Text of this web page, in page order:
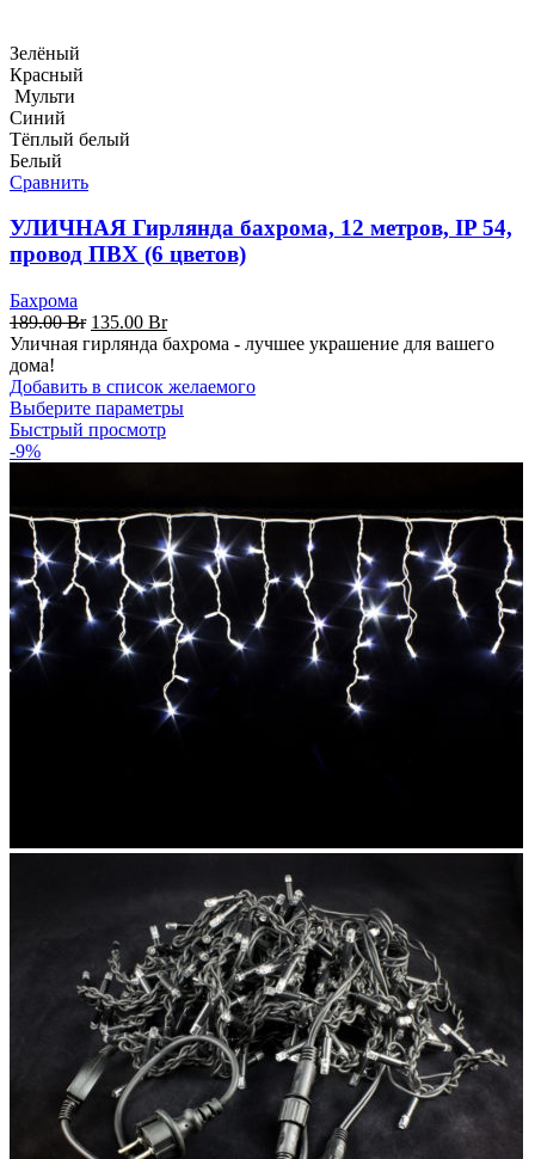
Зелёный
Красный
Мульти
Синий
Тёплый белый
Белый
Сравнить
УЛИЧНАЯ Гирлянда бахрома, 12 метров, IP 54,
провод ПВХ (6 цветов)
Бахрома
189.00Br Первоначальная
цена
189.00 Br.
135.00 BrТекущая
цена:
Уличная гирлянда бахрома - лучшее украшение для вашего
дома!
Добавить в список желаемого
Выберите параметры
Быстрый просмотр
-9%